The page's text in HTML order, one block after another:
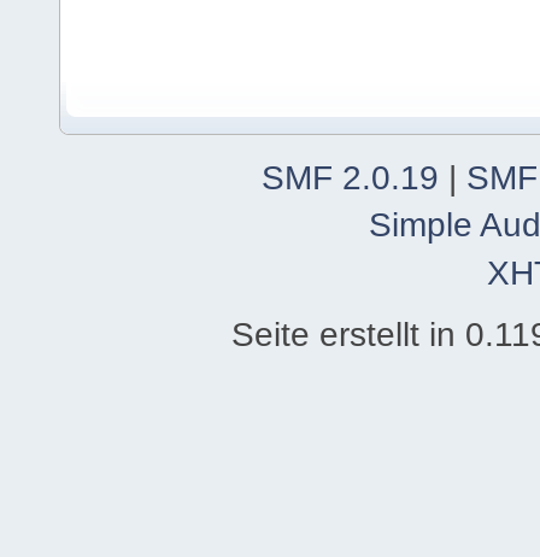
SMF 2.0.19 |
Simple
Seite erstellt in